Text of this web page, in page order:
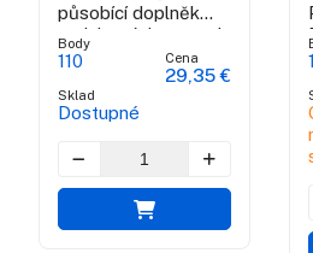
působící doplněk
antivirových potravin
Body
110
Sklad
Dostupné
Cena
29,35 €